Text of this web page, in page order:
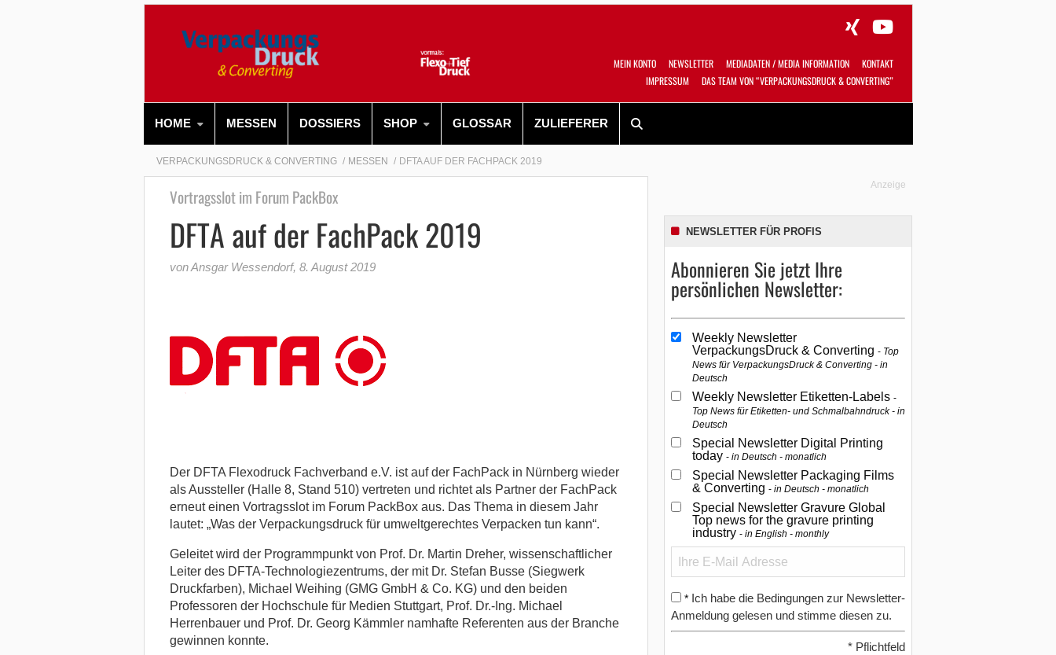
MEIN KONTO NEWSLETTER MEDIADATEN / MEDIA INFORMATION
KONTAKT
IMPRESSUM
DAS TEAM VON “VERPACKUNGSDRUCK & CONVERTING”
HOME MESSEN DOSSIERS SHOP GLOSSAR ZULIEFERER
VERPACKUNGSDRUCK & CONVERTING MESSEN DFTA AUF DER FACHPACK 2019
Vortragsslot im Forum PackBox
DFTA auf der FachPack 2019
von Ansgar Wessendorf, 8. August 2019
Der DFTA Flexodruck Fachverband e.V. ist auf der FachPack in Nürnberg wieder
als Aussteller (Halle 8, Stand 510) vertreten und richtet als Partner der FachPack
erneut einen Vortragsslot im Forum PackBox aus. Das Thema in diesem Jahr
lautet: „Was der Verpackungsdruck für umweltgerechtes Verpacken tun kann“.
Geleitet wird der Programmpunkt von Prof. Dr. Martin Dreher, wissenschaftlicher
Leiter des DFTA-Technologiezentrums, der mit Dr. Stefan Busse (Siegwerk
Druckfarben), Michael Weihing (GMG GmbH & Co. KG) und den beiden
Professoren der Hochschule für Medien Stuttgart, Prof. Dr.-Ing. Michael
Herrenbauer und Prof. Dr. Georg Kämmler namhafte Referenten aus der Branche
gewinnen konnte.
Anzeige
NEWSLETTER FÜR PROFIS
Abonnieren Sie jetzt Ihre
persönlichen Newsletter:
Weekly Newsletter
VerpackungsDruck & Converting Top
News für VerpackungsDruck & Converting - in
Deutsch
Weekly Newsletter Etiketten-Labels
Top News für Etiketten- und Schmalbahndruck - in
Deutsch
Special Newsletter Digital Printing
today in Deutsch - monatlich
Special Newsletter Packaging Films
& Converting in Deutsch - monatlich
Special Newsletter Gravure Global
Top news for the gravure printing
industry in English - monthly
* Ich habe die Bedingungen zur Newsletter-
Anmeldung gelesen und stimme diesen zu.
* Pflichtfeld